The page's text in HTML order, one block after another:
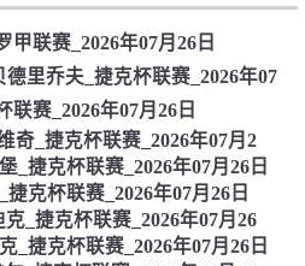
联赛_2026年07月26日
里乔夫_捷克杯联赛_2026年07
赛_2026年07月26日
奇_捷克杯联赛_2026年07月2
_捷克杯联赛_2026年07月26日
克杯联赛_2026年07月26日
_捷克杯联赛_2026年07月26
_捷克杯联赛_2026年07月26日